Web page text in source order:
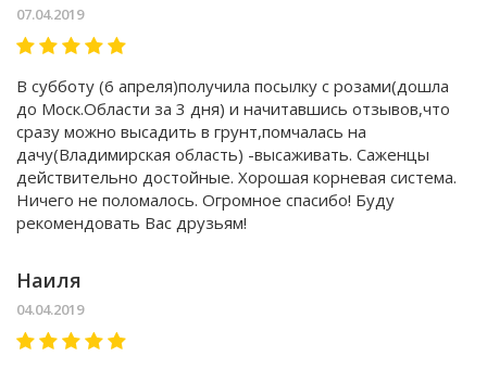
07.04.2019
В субботу (6 апреля)получила посылку с розами(дошла
до Моск.Области за 3 дня) и начитавшись отзывов,что
сразу можно высадить в грунт,помчалась на
дачу(Владимирская область) -высаживать. Саженцы
действительно достойные. Хорошая корневая система.
Ничего не поломалось. Огромное спасибо! Буду
рекомендовать Вас друзьям!
Наиля
04.04.2019